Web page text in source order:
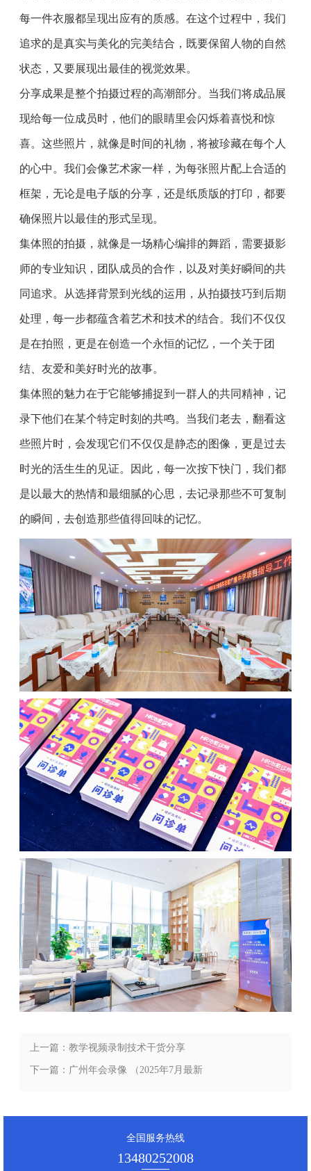
每一件衣服都呈现出应有的质感。在这个过程中，我们
追求的是真实与美化的完美结合，既要保留人物的自然
状态，又要展现出最佳的视觉效果。
分享成果是整个拍摄过程的高潮部分。当我们将成品展
现给每一位成员时，他们的眼睛里会闪烁着喜悦和惊
喜。这些照片，就像是时间的礼物，将被珍藏在每个人
的心中。我们会像艺术家一样，为每张照片配上合适的
框架，无论是电子版的分享，还是纸质版的打印，都要
确保照片以最佳的形式呈现。
集体照的拍摄，就像是一场精心编排的舞蹈，需要摄影
师的专业知识，团队成员的合作，以及对美好瞬间的共
同追求。从选择背景到光线的运用，从拍摄技巧到后期
处理，每一步都蕴含着艺术和技术的结合。我们不仅仅
是在拍照，更是在创造一个永恒的记忆，一个关于团
结、友爱和美好时光的故事。
集体照的魅力在于它能够捕捉到一群人的共同精神，记
录下他们在某个特定时刻的共鸣。当我们老去，翻看这
些照片时，会发现它们不仅仅是静态的图像，更是过去
时光的活生生的见证。因此，每一次按下快门，我们都
是以最大的热情和最细腻的心思，去记录那些不可复制
的瞬间，去创造那些值得回味的记忆。
上一篇：教学视频录制技术干货分享
（2025年7月最新分享）
下一篇：广州年会录像 （2025年7月最新
全国服务热线
13480252008